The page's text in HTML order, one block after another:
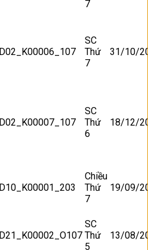
7
SC
Thứ
7
31/10/
SC
Thứ
6
18/12/
Chiều
Thứ
7
19/09/
SC
Thứ
5
13/08/